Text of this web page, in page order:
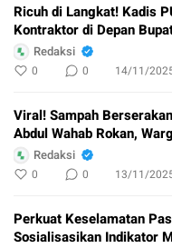
Ricuh di Langkat! Kadis
Kontraktor di Depan
Redaksi
0 0 14/11/
Viral! Sampah
Abdul Wahab Rokan,
Redaksi
0 0 13/11/
Perkuat Keselamatan
Sosialisasikan Indikator